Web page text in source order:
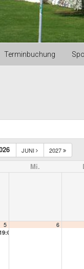
Terminbuchung
JUNI 2027
Mi.
5 6